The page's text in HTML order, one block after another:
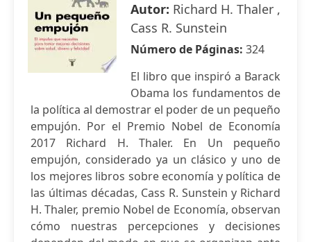
Autor: Richard H. Thaler ,
Cass R. Sunstein
Número de Páginas: 324
El libro que inspiró a Barack
Obama los fundamentos de
la política al demostrar el poder de un pequeño
empujón. Por el Premio Nobel de Economía
2017 Richard H. Thaler. En Un pequeño
empujón, considerado ya un clásico y uno de
los mejores libros sobre economía y política de
las últimas décadas, Cass R. Sunstein y Richard
H. Thaler, premio Nobel de Economía, observan
cómo nuestras percepciones y decisiones